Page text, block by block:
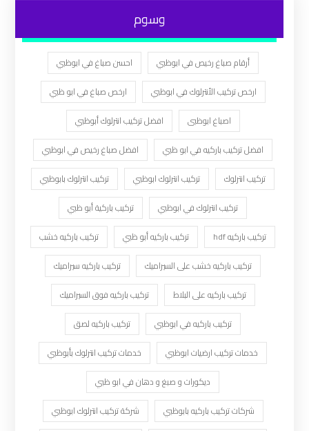
وسوم
أرقام صباغ رخيص في ابوظبي
احسن صباغ في ابوظبي
ارخص تركيب الأنترلوك في ابوظبي
ارخص صباغ في ابو ظبي
اصباغ ابوظبى
افضل تركيب انترلوك أبوظبي
افضل تركيب باركيه في ابو ظبي
افضل صباغ رخيص في ابوظبي
تركيب انترلوك
تركيب انترلوك ابوظبي
تركيب انترلوك بابوظبي
تركيب انترلوك في ابوظبي
تركيب باركية أبو ظبي
تركيب باركيه hdf
تركيب باركيه أبو ظبي
تركيب باركيه خشب
تركيب باركيه خشب على السيراميك
تركيب باركيه سيراميك
تركيب باركيه على البلاط
تركيب باركيه فوق السيراميك
تركيب باركيه في ابوظبي
تركيب باركيه لصق
خدمات تركيب ارضيات ابوظبي
خدمات تركيب انترلوك بأبوظبي
ديكورات و صبغ و دهان في ابو ظبي
شركات تركيب باركيه بابوظبي
شركة تركيب انترلوك ابوظبي